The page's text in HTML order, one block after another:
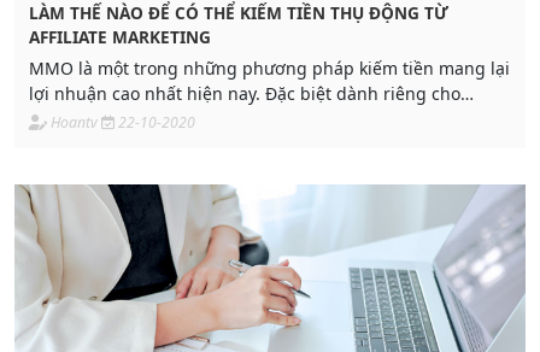
LÀM THẾ NÀO ĐỂ CÓ THỂ KIẾM TIỀN THỤ ĐỘNG TỪ
AFFILIATE MARKETING
MMO là một trong những phương pháp kiếm tiền mang lại
lợi nhuận cao nhất hiện nay. Đặc biệt dành riêng cho
những bạn có niềm đam mê và yêu thích với marketing
Hoantv 22-10-2020